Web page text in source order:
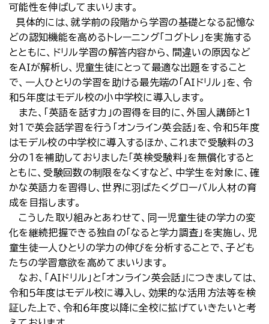
可能性を伸ばしてまいります。
具体的には、就学前の段階から学習の基礎となる記憶な
どの認知機能を高めるトレーニング「コグトレ」を実施する
とともに、ドリル学習の解答内容から、間違いの原因など
をＡＩが解析し、児童生徒にとって最適な出題をすること
で、一人ひとりの学習を助ける最先端の「ＡＩドリル」を、令
和５年度はモデル校の小中学校に導入します。
また、「英語を話す力」の習得を目的に、外国人講師と１
対１で英会話学習を行う「オンライン英会話」を、令和５年度
はモデル校の中学校に導入するほか、これまで受験料の３
分の１を補助しておりました「英検受験料」を無償化すると
ともに、受験回数の制限をなくすなど、中学生を対象に、確
かな英語力を習得し、世界に羽ばたくグローバル人材の育
成を目指します。
こうした取り組みとあわせて、同一児童生徒の学力の変
化を継続把握できる独自の「なると学力調査」を実施し、児
童生徒一人ひとりの学力の伸びを分析することで、子ども
たちの学習意欲を高めてまいります。
なお、「ＡＩドリル」と「オンライン英会話」につきましては、
令和５年度はモデル校に導入し、効果的な活用方法等を検
証した上で、令和６年度以降に全校に拡げていきたいと考